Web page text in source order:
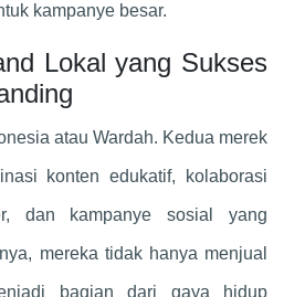
kampanye besar.
Lokal yang Sukses
atau Wardah. Kedua merek
konten edukatif, kolaborasi
dan kampanye sosial yang
mereka tidak hanya menjual
bagian dari gaya hidup